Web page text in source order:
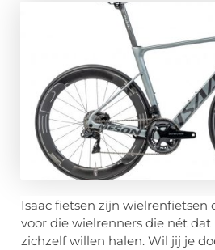
Isaac fietsen zijn wielrenfietsen
voor die wielrenners die nét
zichzelf willen halen. Wil jij je